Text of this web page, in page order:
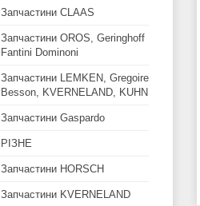
Запчастини CLAAS
Запчастини OROS, Geringhoff
Fantini Dominoni
Запчастини LEMKEN, Gregoire
Besson, KVERNELAND, KUHN
Запчастини Gaspardo
РІЗНЕ
Запчастини HORSCH
Запчастини KVERNELAND